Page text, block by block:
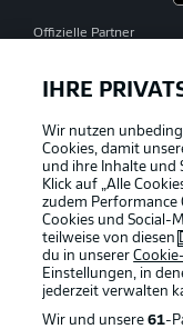
Offizielle Partner
IHRE
Wir nutzen
Cookies, damit
und ihre Inhalte und
Klick auf „Alle
zudem Performance
Cookies und Social-
teilweise von diesen
du in unserer
Einstellungen, in
jederzeit verwalten
Wir und unsere61-